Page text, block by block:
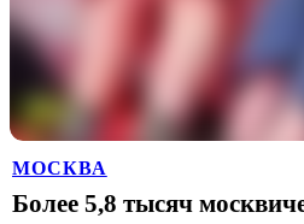
МОСКВА
Более 5,8 тысяч